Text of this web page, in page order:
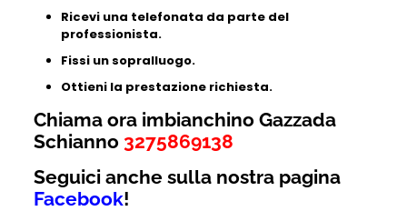
Ricevi una telefonata da parte del
professionista.
Fissi un sopralluogo.
Ottieni la prestazione richiesta.
Chiama ora imbianchino Gazzada
Schianno 3275869138
Seguici anche sulla nostra pagina
Facebook!